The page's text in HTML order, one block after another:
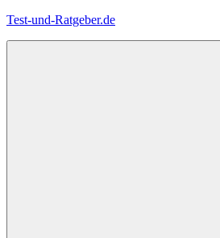
Zum
Test-und-Ratgeber.de